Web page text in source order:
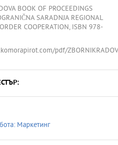
BOOK OF PROCEEDINGS
SARADNJA REGIONAL
COOPERATION, ISBN 978-
pdf/
Маркетинг